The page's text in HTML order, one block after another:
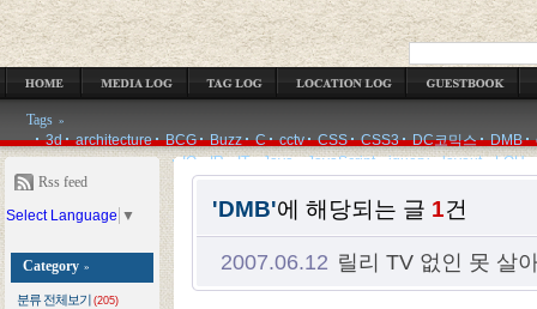
LOG GUESTBOOK ADMIN WRITE
Tags »
3d architecture BCG Buzz C cctv CSS CSS3 DC코믹스 DMB
IQ
IR IT Java JavaScript jquery layout
LOH
Rss feed
Select Language ▼
Category »
분류 전체보기 (205)
'DMB'에 해당되는 글 1건
2007.06.12 릴리 TV 없인 못 살